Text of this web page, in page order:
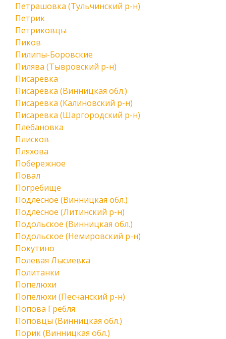
Петрашовка (Тульчинский р-н)
Петрик
Петриковцы
Пиков
Пилипы-Боровские
Пилява (Тывровский р-н)
Писаревка
Писаревка (Винницкая обл.)
Писаревка (Калиновский р-н)
Писаревка (Шаргородский р-н)
Плебановка
Плисков
Пляхова
Побережное
Повал
Погребище
Подлесное (Винницкая обл.)
Подлесное (Литинский р-н)
Подольское (Винницкая обл.)
Подольское (Немировский р-н)
Покутино
Полевая Лысиевка
Политанки
Попелюхи
Попелюхи (Песчанский р-н)
Попова Гребля
Поповцы (Винницкая обл.)
Порик (Винницкая обл.)